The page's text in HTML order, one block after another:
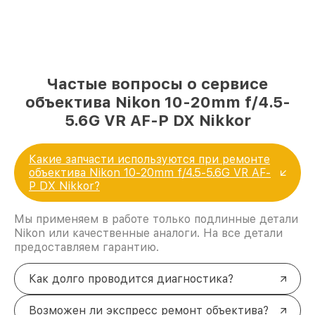
Частые вопросы о сервисе
объектива Nikon 10-20mm f/4.5-
5.6G VR AF-P DX Nikkor
Какие запчасти используются при ремонте
объектива Nikon 10-20mm f/4.5-5.6G VR AF-
P DX Nikkor?
Мы применяем в работе только подлинные детали
Nikon или качественные аналоги. На все детали
предоставляем гарантию.
Как долго проводится диагностика?
Возможен ли экспресс ремонт объектива?